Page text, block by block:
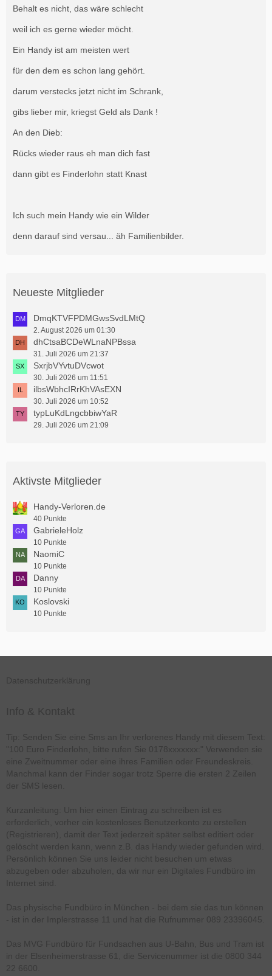
Behalt es nicht, das wäre schlecht
weil ich es gerne wieder möcht.
Ein Handy ist am meisten wert
für den dem es schon lang gehört.
darum verstecks jetzt nicht im Schrank,
gibs lieber mir, kriegst Geld als Dank !
An den Dieb:
Rücks wieder raus eh man dich fast
dann gibt es Finderlohn statt Knast
Ich such mein Handy wie ein Wilder
denn darauf sind versau... äh Familienbilder.
Neueste Mitglieder
DmqKTVFPDMGwsSvdLMtQ
2. August 2026 um 01:30
dhCtsaBCDeWLnaNPBssa
31. Juli 2026 um 21:37
SxrjbVYvtuDVcwot
30. Juli 2026 um 11:51
ilbsWbhcIRrKhVAsEXN
30. Juli 2026 um 10:52
typLuKdLngcbbiwYaR
29. Juli 2026 um 21:09
Aktivste Mitglieder
Handy-Verloren.de
40 Punkte
GabrieleHolz
10 Punkte
NaomiC
10 Punkte
Danny
10 Punkte
Koslovski
10 Punkte
Datenschutzerklärung
Info & Kontakt
Tip: Senden Sie eine Sms an Ihr verlorenes Handy mit diesem Text:
"100 Euro Finderlohn, bitte rufen Sie 0178xxxxxxx:" Verwenden sie
eine Zweitnummer oder eine ihres Familien oder Freundeskreis.
Manchmal kann der Finder sogar trotz Sperre die ersten 2 Zeilen
der SMS lesen.
Kurzanleitung: Um hier einen Eintrag zu schreiben ist es
erforderlich, vorher ein kostenloses Benutzerkonto zu erstellen
(Registrieren), damit der Text jederzeit später selbst editiert oder
gelöscht werden kann, wenn z.B. das Handy wieder gefunden wird.
Persönlich können Sie uns leider nicht besuchen um etwas
abzugeben oder abzuholen, da wir nur ein Digitales Fundbüro im
Internet sind.
Das physische Fundbüro in München - bei dem sie das tun können
- ist in der Implerstrasse 11 und hat die Rufnummer 089 23396045.
Das MVG Fundbüro für Fundsachen aus U-Bahn, Bus und Tram ist
in der Elsenheimerstrasse 61, die Servicenummer ist die 0800 344
22 6600.